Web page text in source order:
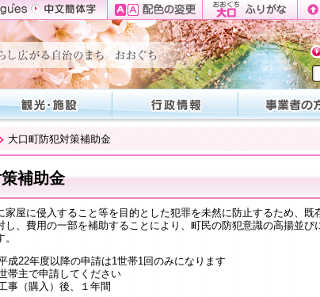
大口町防犯対策補助金
補助金
家屋に侵入すること等を目的とした犯罪を未然に防止するため、
し、費用の一部を補助することにより、町民の防犯意識の高揚並び
年度以降の申請は1世帯1回のみになります
で申請してください
（購入）後、１年間